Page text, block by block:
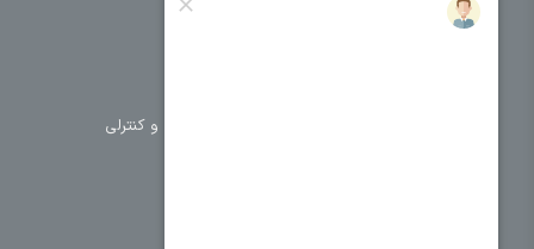
خانه
تجهیزات حفاظتی و کنترلی